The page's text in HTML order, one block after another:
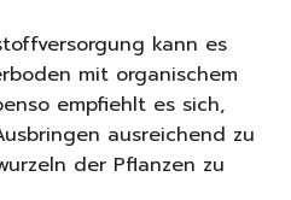
kann es
mit organischem
empfiehlt es sich,
ausreichend zu
der Pflanzen zu